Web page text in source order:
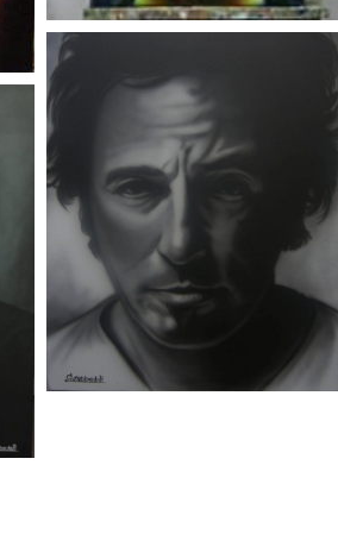
Frankenstein de Marvel.
Pinturas Golden